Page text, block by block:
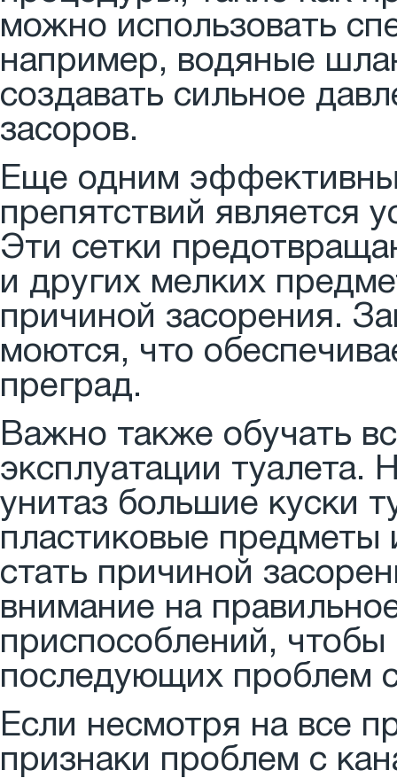
можно использовать
например, водяные
создавать сильное
засоров.
Еще одним
препятствий является
Эти сетки
и других мелких
причиной засорения.
моются, что
преград.
Важно также обучать
эксплуатации туалета.
унитаз большие куски
пластиковые предметы
стать причиной
внимание на
приспособлений,
последующих проблем
Если несмотря на все
признаки проблем с